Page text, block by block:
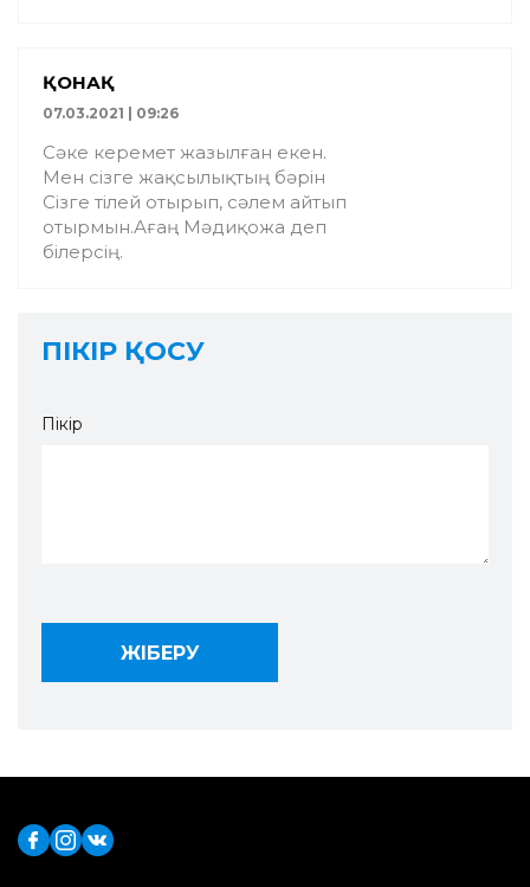
ҚОНАҚ
07.03.2021 | 09:26
Сәке керемет жазылған екен.
Мен сізге жақсылықтың бәрін
Сізге тілей отырып, сәлем айтып
отырмын.Ағаң Мәдиқожа деп
білерсің.
ПІКІР ҚОСУ
Пікір